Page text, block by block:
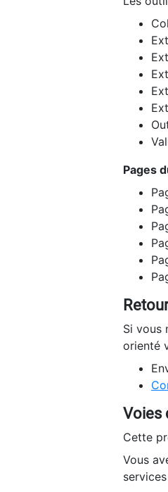
Pages
Si vous
orienté
Voies
Cette
Vous